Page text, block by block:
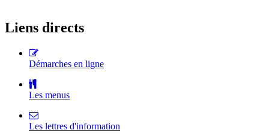
Liens directs
Démarches en ligne
Les menus
Les lettres d'information